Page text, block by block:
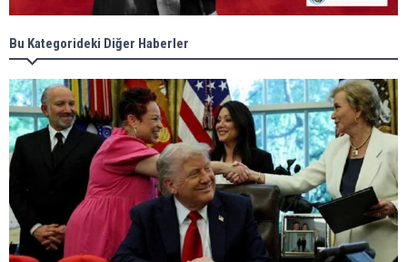
Bu Kategorideki Diğer Haberler